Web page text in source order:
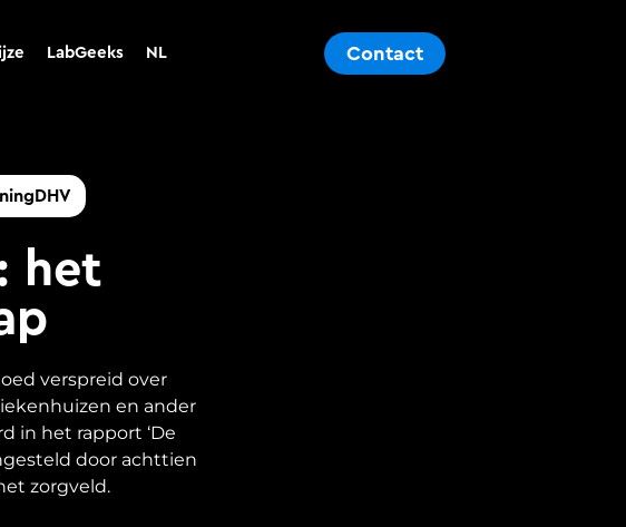
LabGeeks NL Contact
het
verspreid over
en ander
in het rapport ‘De
door achttien
zorgveld.